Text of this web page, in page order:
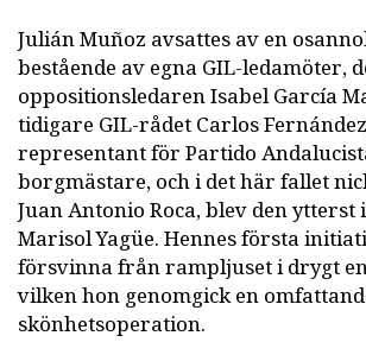
Julián Muñoz avsattes av en
bestående av egna GIL-ledamöter,
oppositionsledaren Isabel García
tidigare GIL-rådet Carlos
representant för Partido
borgmästare, och i det här fallet
Juan Antonio Roca, blev den
Marisol Yagüe. Hennes första
försvinna från rampljuset i drygt
vilken hon genomgick en
skönhetsoperation.